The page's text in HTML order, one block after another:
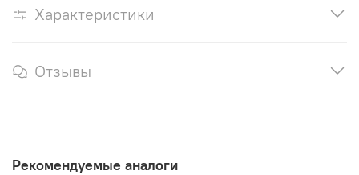
Характеристики
Отзывы
Рекомендуемые аналоги